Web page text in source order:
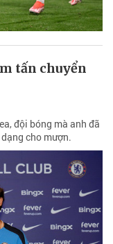
tấn chuyển
đội bóng mà anh đã
cho mượn.